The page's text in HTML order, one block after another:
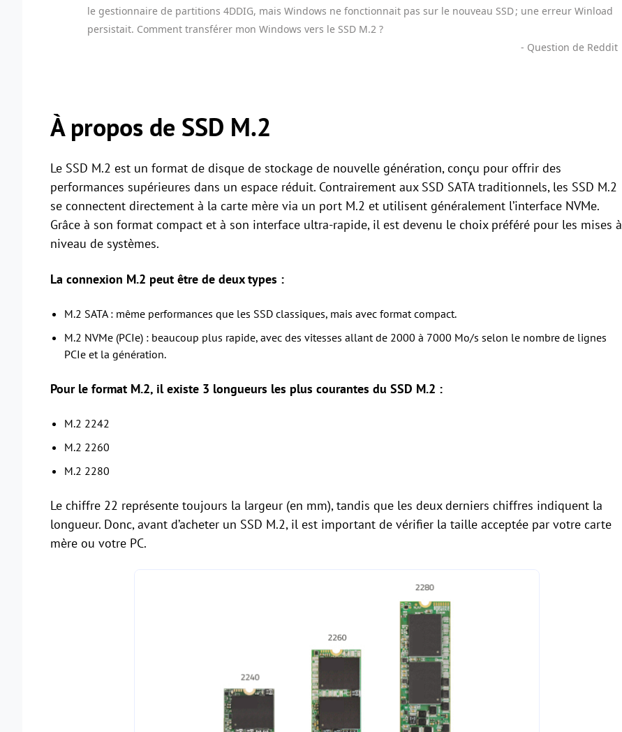
le gestionnaire de partitions 4DDIG, mais Windows ne fonctionnait pas sur le nouveau SSD ; une erreur Winload
persistait. Comment transférer mon Windows vers le SSD M.2 ?
- Question de Reddit
À propos de SSD M.2
Le SSD M.2 est un format de disque de stockage de nouvelle génération, conçu pour offrir des
performances supérieures dans un espace réduit. Contrairement aux SSD SATA traditionnels, les SSD M.2
se connectent directement à la carte mère via un port M.2 et utilisent généralement l’interface NVMe.
Grâce à son format compact et à son interface ultra-rapide, il est devenu le choix préféré pour les mises à
niveau de systèmes.
La connexion M.2 peut être de deux types :
M.2 SATA : même performances que les SSD classiques, mais avec format compact.
M.2 NVMe (PCIe) : beaucoup plus rapide, avec des vitesses allant de 2000 à 7000 Mo/s selon le nombre de lignes
PCIe et la génération.
Pour le format M.2, il existe 3 longueurs les plus courantes du SSD M.2 :
M.2 2242
M.2 2260
M.2 2280
Le chiffre 22 représente toujours la largeur (en mm), tandis que les deux derniers chiffres indiquent la
longueur. Donc, avant d’acheter un SSD M.2, il est important de vérifier la taille acceptée par votre carte
mère ou votre PC.